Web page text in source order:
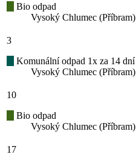
Bio odpad
Vysoký Chlumec (Příbram)
3
Komunální odpad 1x za 14 dní
Vysoký Chlumec (Příbram)
10
Bio odpad
Vysoký Chlumec (Příbram)
17